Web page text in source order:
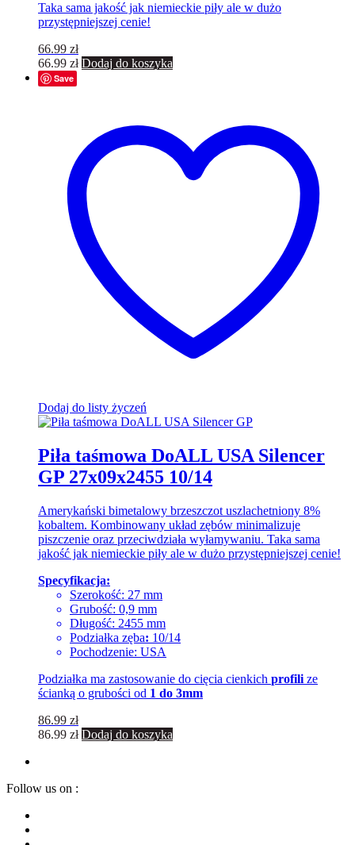
Taka sama jakość jak niemieckie piły ale w dużo
przystępniejszej cenie!
66.99 zł
66.99 zł Dodaj do koszyka
Save
Dodaj do listy życzeń
Piła taśmowa DoALL USA Silencer
GP 27x09x2455 10/14
Amerykański bimetalowy brzeszczot uszlachetniony 8%
kobaltem. Kombinowany układ zębów minimalizuje
piszczenie oraz przeciwdziała wyłamywaniu. Taka sama
jakość jak niemieckie piły ale w dużo przystępniejszej cenie!
Specyfikacja:
Szerokość: 27 mm
Grubość: 0,9 mm
Długość: 2455 mm
Podziałka zęba: 10/14
Pochodzenie: USA
Podziałka ma zastosowanie do cięcia cienkich profili ze
ścianką o grubości od 1 do 3mm
86.99 zł
86.99 zł Dodaj do koszyka
Follow us on :